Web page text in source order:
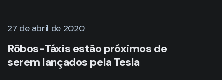
27 de abril de 2020
Rôbos-Táxis estão próximos de
serem lançados pela Tesla